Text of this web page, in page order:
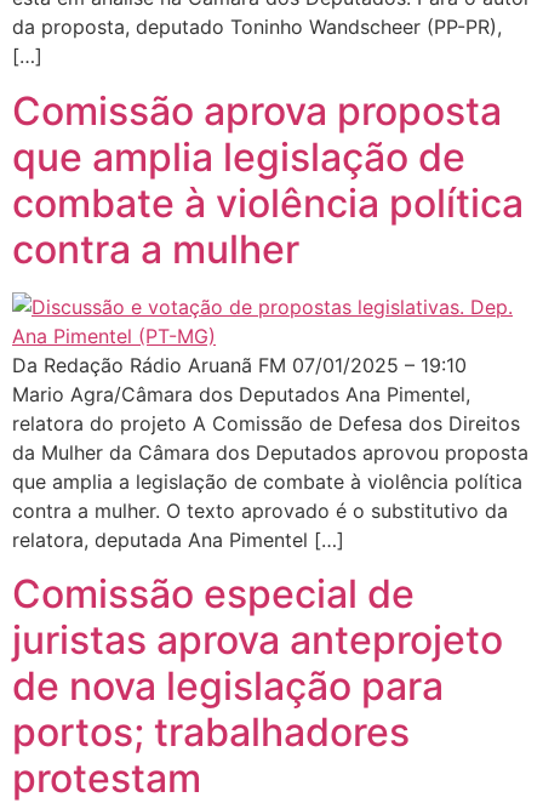
da proposta, deputado Toninho Wandscheer (PP-PR),
[…]
Comissão aprova proposta
que amplia legislação de
combate à violência política
contra a mulher
Da Redação Rádio Aruanã FM 07/01/2025 – 19:10
Mario Agra/Câmara dos Deputados Ana Pimentel,
relatora do projeto A Comissão de Defesa dos Direitos
da Mulher da Câmara dos Deputados aprovou proposta
que amplia a legislação de combate à violência política
contra a mulher. O texto aprovado é o substitutivo da
relatora, deputada Ana Pimentel […]
Comissão especial de
juristas aprova anteprojeto
de nova legislação para
portos; trabalhadores
protestam